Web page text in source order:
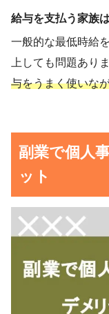
給与を支払う家族
一般的な最低時給
上しても問題あり
与をうまく使いな
副業で個人
ット